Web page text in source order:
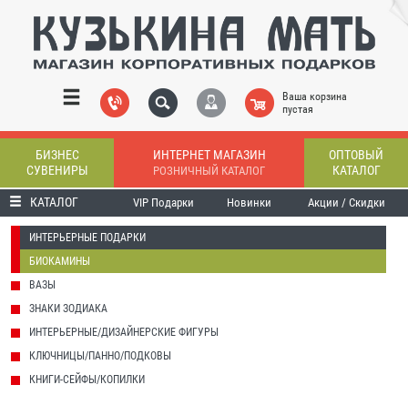
Ваша корзина
пустая
БИЗНЕС
СУВЕНИРЫ
ИНТЕРНЕТ МАГАЗИН
РОЗНИЧНЫЙ КАТАЛОГ
ОПТОВЫЙ
КАТАЛОГ
КАТАЛОГ VIP Подарки Новинки Акции / Скидки
ИНТЕРЬЕРНЫЕ ПОДАРКИ
БИОКАМИНЫ
ВАЗЫ
ЗНАКИ ЗОДИАКА
ИНТЕРЬЕРНЫЕ/ДИЗАЙНЕРСКИЕ ФИГУРЫ
КЛЮЧНИЦЫ/ПАННО/ПОДКОВЫ
КНИГИ-СЕЙФЫ/КОПИЛКИ